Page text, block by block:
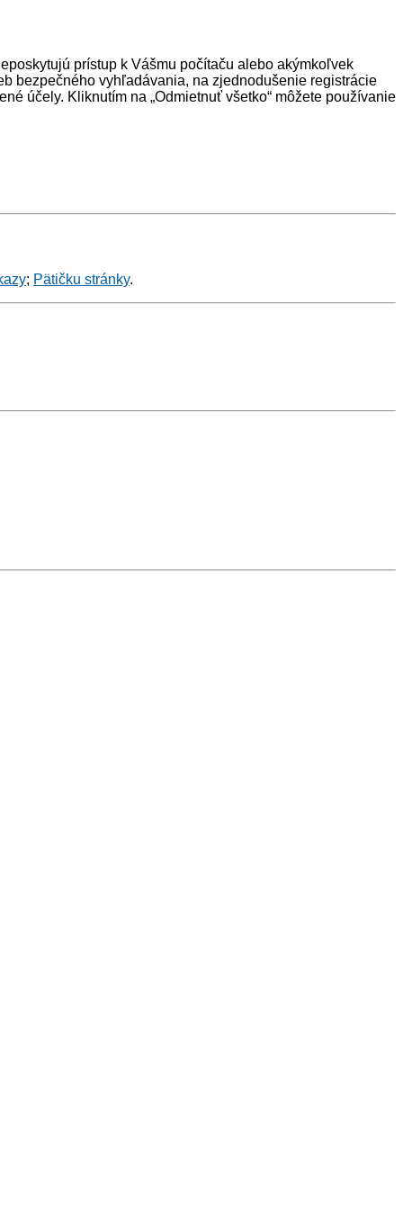
prístup k Vášmu počítaču alebo akýmkoľvek
bezpečného vyhľadávania, na zjednodušenie registrácie
účely. Kliknutím na „Odmietnuť všetko“ môžete používanie
; Pätičku stránky.